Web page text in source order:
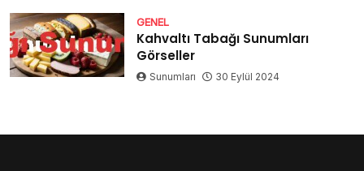
GENEL
Kahvaltı Tabağı Sunumları
Görseller
Sunumları 30 Eylül 2024